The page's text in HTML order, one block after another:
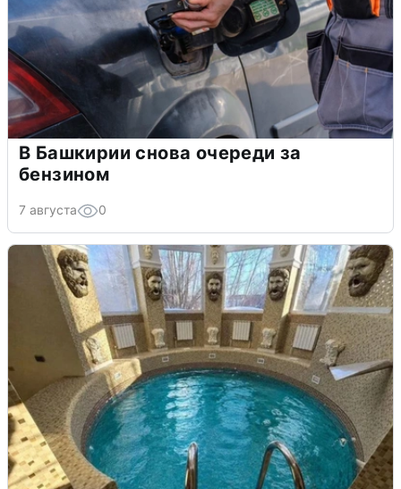
В Башкирии снова очереди за
бензином
7 августа 0